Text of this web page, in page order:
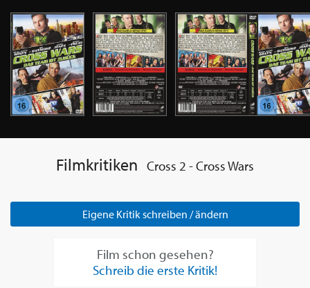
Filmkritiken Cross 2 - Cross Wars
Eigene Kritik schreiben / ändern
Film schon gesehen?
Schreib die erste Kritik!